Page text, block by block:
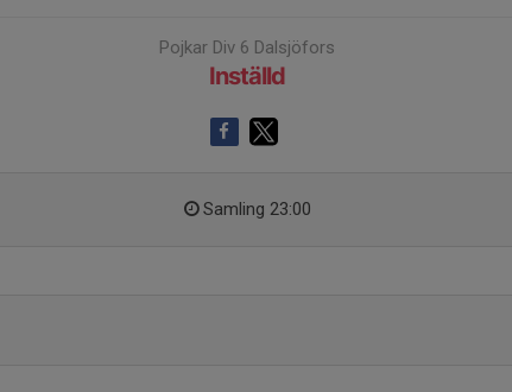
Pojkar Div 6 Dalsjöfors
Inställd
Samling 23:00